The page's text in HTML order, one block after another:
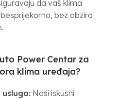
da vaš klima
bez obzira
Power Centar za
klima uređaja?
Naši iskusni